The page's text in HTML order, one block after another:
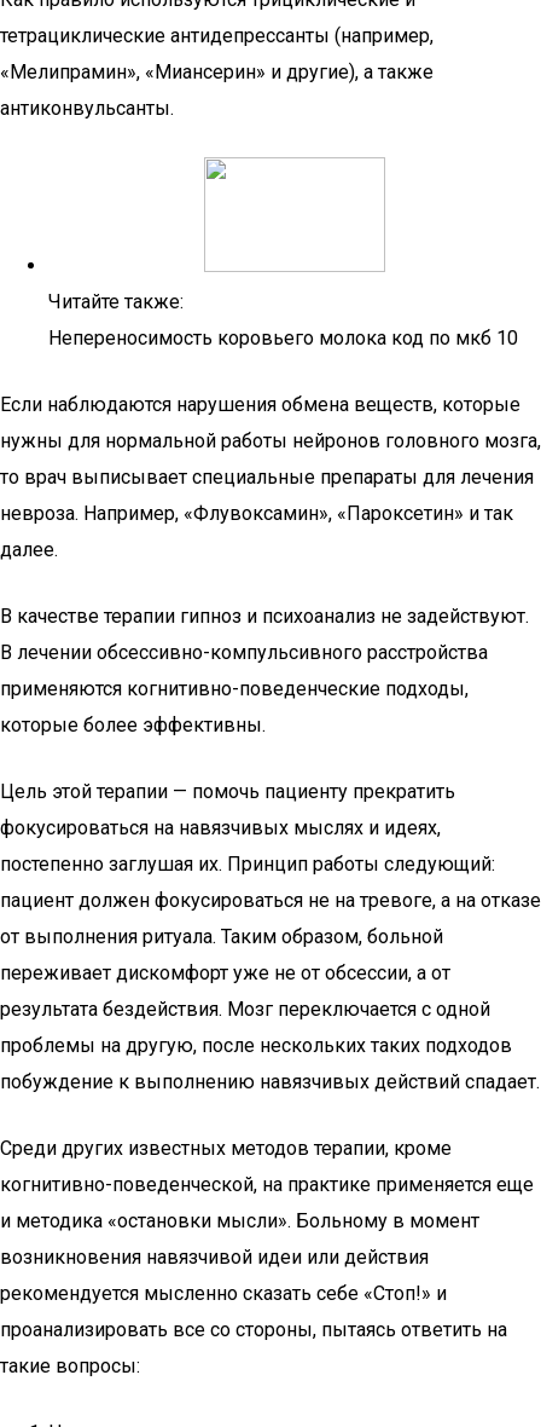
тетрациклические антидепрессанты (например,
«Мелипрамин», «Миансерин» и другие), а также
антиконвульсанты.
Читайте также:
Непереносимость коровьего молока код по мкб 10
Если наблюдаются нарушения обмена веществ, которые
нужны для нормальной работы нейронов головного мозга,
то врач выписывает специальные препараты для лечения
невроза. Например, «Флувоксамин», «Пароксетин» и так
далее.
В качестве терапии гипноз и психоанализ не задействуют.
В лечении обсессивно-компульсивного расстройства
применяются когнитивно-поведенческие подходы,
которые более эффективны.
Цель этой терапии — помочь пациенту прекратить
фокусироваться на навязчивых мыслях и идеях,
постепенно заглушая их. Принцип работы следующий:
пациент должен фокусироваться не на тревоге, а на отказе
от выполнения ритуала. Таким образом, больной
переживает дискомфорт уже не от обсессии, а от
результата бездействия. Мозг переключается с одной
проблемы на другую, после нескольких таких подходов
побуждение к выполнению навязчивых действий спадает.
Среди других известных методов терапии, кроме
когнитивно-поведенческой, на практике применяется еще
и методика «остановки мысли». Больному в момент
возникновения навязчивой идеи или действия
рекомендуется мысленно сказать себе «Стоп!» и
проанализировать все со стороны, пытаясь ответить на
такие вопросы: